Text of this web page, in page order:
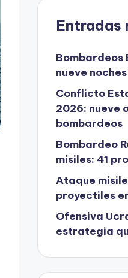
Entradas
Bombardeos
nueve
Conflicto
2026: nueve
bombardeos
Bombardeo
misiles: 41
Ataque
proyectiles
Ofensiva
estrategia